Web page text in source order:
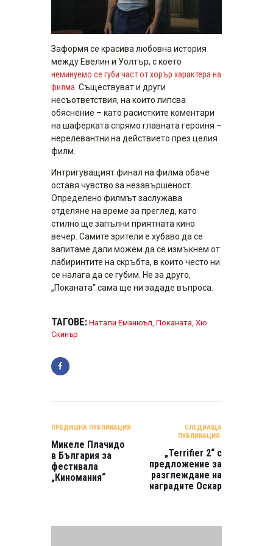
Заформя се красива любовна история
между Евелин и Уолтър, с което
неминуемо се губи част от хорър характера на
филма . Съществуват и други
несъответствия, на които липсва
обяснение – като расистките коментари
на шаферката спрямо главната героиня –
нерелевантни на действието през целия
филм.
Интригуващият финал на филма обаче
оставя чувство за незавършеност.
Определено филмът заслужава
отделяне на време за преглед, като
стилно ще запълни приятната кино
вечер. Самите зрители е хубаво да се
запитаме дали можем да се измъкнем от
лабиринтите на скръбта, в които често ни
се налага да се губим. Не за друго,
„Поканата“ сама ще ни зададе въпроса.
ТАГОВЕ: Натали Еманюъл Поканата Хю
Скинър
ПРЕДИШНА ПУБЛИКАЦИЯ
Микеле Плачидо
в България за
фестивала
„Киномания“
СЛЕДВАЩА
ПУБЛИКАЦИЯ:
„Terrifier 2“ с
предложение за
разглеждане на
наградите Оскар